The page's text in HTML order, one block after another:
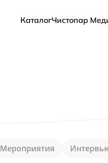
КаталогЧистопар
Мероприятия